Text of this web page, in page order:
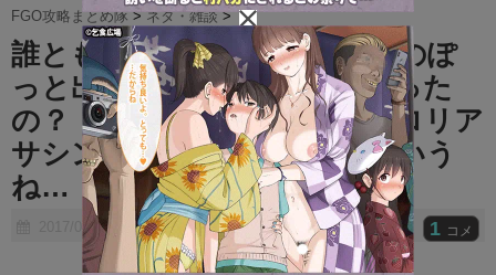
u
t
e
FGO攻略まとめ隊 >ネタ・雑談 >
誰ともなんの関わりもないあのぽ
っと出の龍宮城は結局なんだった
の？ ⇒ しかもダユーよりロリア
サシンの方がまだ関係あるという
ね…
2017/07/15 1 コメ